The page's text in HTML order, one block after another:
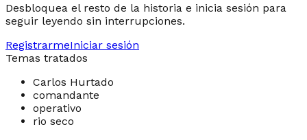
Desbloquea el resto de la historia e inicia sesión para
seguir leyendo sin interrupciones.
RegistrarmeIniciar sesión
Temas tratados
Carlos Hurtado
comandante
operativo
rio seco